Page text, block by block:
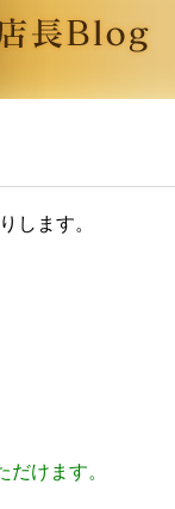
します。
けます。